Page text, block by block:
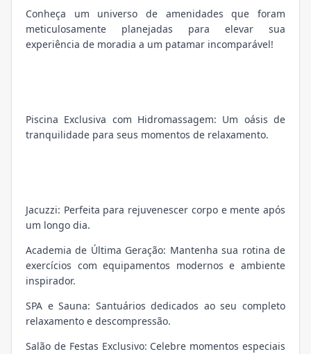
Conheça um universo de amenidades que foram
meticulosamente planejadas para elevar sua
experiência de moradia a um patamar incomparável!
Piscina Exclusiva com Hidromassagem: Um oásis de
tranquilidade para seus momentos de relaxamento.
Jacuzzi: Perfeita para rejuvenescer corpo e mente após
um longo dia.
Academia de Última Geração: Mantenha sua rotina de
exercícios com equipamentos modernos e ambiente
inspirador.
SPA e Sauna: Santuários dedicados ao seu completo
relaxamento e descompressão.
Salão de Festas Exclusivo: Celebre momentos especiais